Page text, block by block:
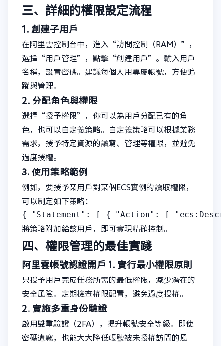
三、詳細的權限設定流程
1. 創建子用戶
在阿里雲控制台中，進入“訪問控制（RAM）”，
選擇“用戶管理”，點擊“創建用戶”。輸入用戶
名稱，設置密碼。建議每個人用專屬帳號，方便追
蹤與管理。
2. 分配角色與權限
選擇“授予權限”，你可以為用戶分配已有的角
色，也可以自定義策略。自定義策略可以根據業務
需求，授予特定資源的讀寫、管理等權限，並避免
過度授權。
3. 使用策略範例
例如，要授予某用戶對某個ECS實例的讀取權限，
可以制定如下策略：
{ "Statement": [ { "Action": [
將策略附加給該用戶，即可實現精確控制。
四、權限管理的最佳實踐
阿里雲帳號認證開戶 1. 實行最小權限原則
只授予用戶完成任務所需的最低權限，減少潛在的
安全風險。定期檢查權限配置，避免過度授權。
2. 實施多重身份驗證
啟用雙重驗證（2FA），提升帳號安全等級。即使
密碼遭竊，也能大大降低帳號被未授權訪問的風